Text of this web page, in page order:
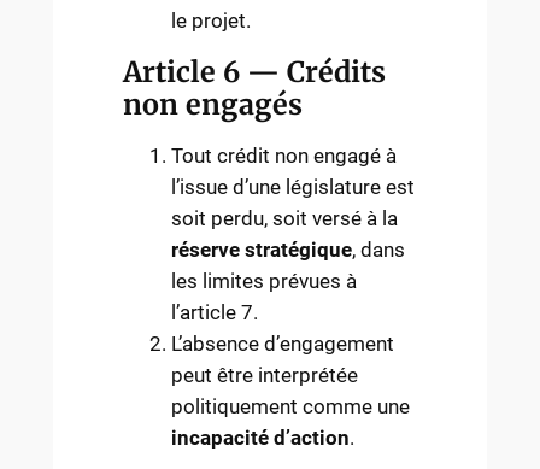
le projet.
Article 6 — Crédits
non engagés
Tout crédit non engagé à
l’issue d’une législature est
soit perdu, soit versé à la
réserve stratégique, dans
les limites prévues à
l’article 7.
L’absence d’engagement
peut être interprétée
politiquement comme une
incapacité d’action.